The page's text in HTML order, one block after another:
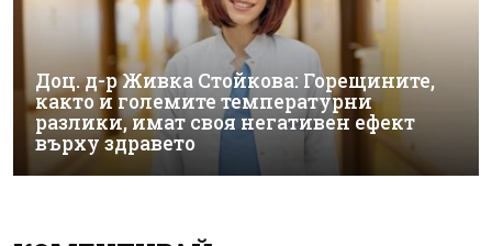
Доц. д-р Живка Стойкова: Горещините,
както и големите температурни
разлики, имат своя негативен ефект
върху здравето